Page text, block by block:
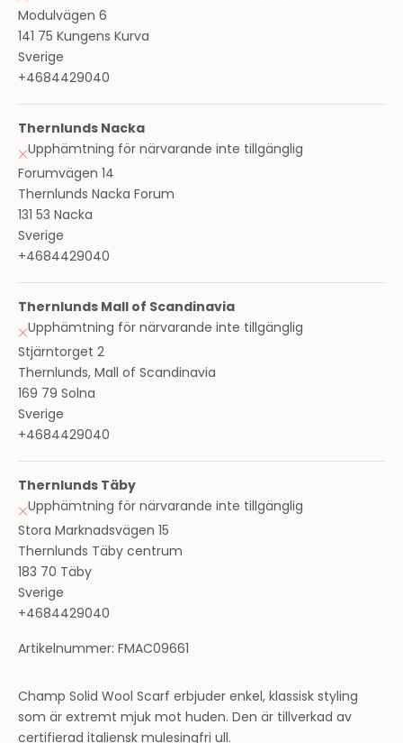
Modulvägen 6
141 75 Kungens Kurva
Sverige
+4684429040
Thernlunds Nacka
Upphämtning för närvarande inte tillgänglig
Forumvägen 14
Thernlunds Nacka Forum
131 53 Nacka
Sverige
+4684429040
Thernlunds Mall of Scandinavia
Upphämtning för närvarande inte tillgänglig
Stjärntorget 2
Thernlunds, Mall of Scandinavia
169 79 Solna
Sverige
+4684429040
Thernlunds Täby
Upphämtning för närvarande inte tillgänglig
Stora Marknadsvägen 15
Thernlunds Täby centrum
183 70 Täby
Sverige
+4684429040
Artikelnummer: FMAC09661
Champ Solid Wool Scarf erbjuder enkel, klassisk styling
som är extremt mjuk mot huden. Den är tillverkad av
certifierad italiensk mulesingfri ull.